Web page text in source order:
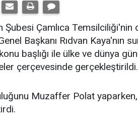
Şubesi Çamlıca Temsilciliği'nin
Başkanı Rıdvan Kaya'nın
başlığı ile ülke ve dünya
çerçevesinde gerçekleştirildi.
Muzaffer Polat